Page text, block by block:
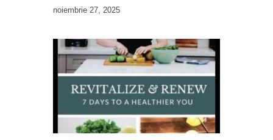
noiembrie 27, 2025